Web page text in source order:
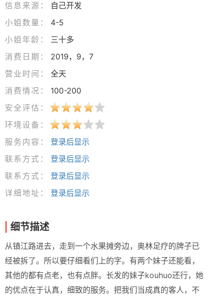
信息来源：
自己开发
小姐数量：
4-5
小姐年龄：
三十多
消费日期：
2019，9，7
营业时间：
全天
消费情况：
100-200
安全评估：
环境设备：
服务内容：
登录后显示
联系方式：
登录后显示
联系方式：
登录后显示
详细地址：
登录后显示
细节描述
从镇江路进去，走到一个水果摊旁边，奥林足疗的牌子已
经被拆了。所以要仔细看们上的字。有两个妹子还能看，
其他的都有点老，也有点胖。长发的妹子kouhuo还行，她
的优点在于认真，细致的服务。把我们当成真的客人，不